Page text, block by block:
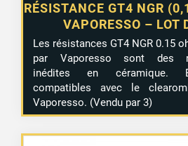
RÉSISTANCE GT4 NGR
VAPORESSO – LOT
Les résistances GT4 NGR 0.15
par Vaporesso sont des
inédites en céramique.
compatibles avec le
Vaporesso. (Vendu par 3)